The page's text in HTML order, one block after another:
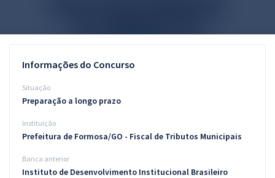
Questões grátis
Blog
Aprovados
Informações do Concurso
Situação
Preparação a longo prazo
Instituição
Prefeitura de Formosa/GO - Fiscal de Tributos Municipais
Banca anterior
Instituto de Desenvolvimento Institucional Brasileiro